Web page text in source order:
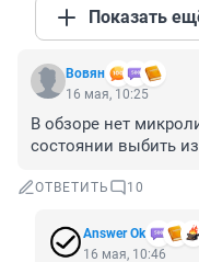
Показать
Вовян
16 мая, 10:25
В обзоре нет
состоянии выбить
ОТВЕТИТЬ 10
Answer Ok
16 мая, 10:46